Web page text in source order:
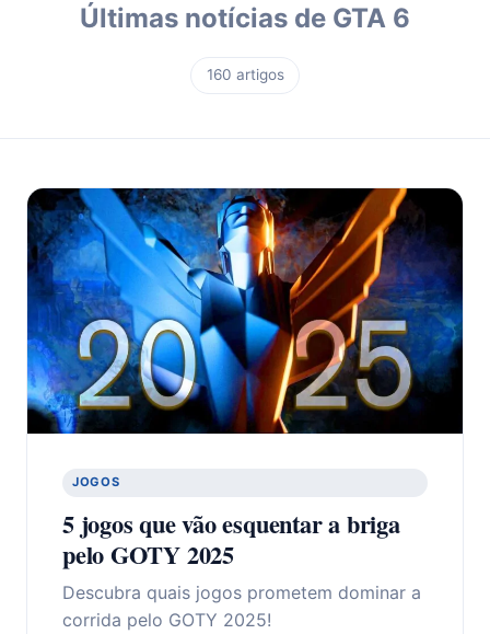
Últimas notícias de GTA 6
160 artigos
JOGOS
5 jogos que vão esquentar a briga
pelo GOTY 2025
Descubra quais jogos prometem dominar a
corrida pelo GOTY 2025!